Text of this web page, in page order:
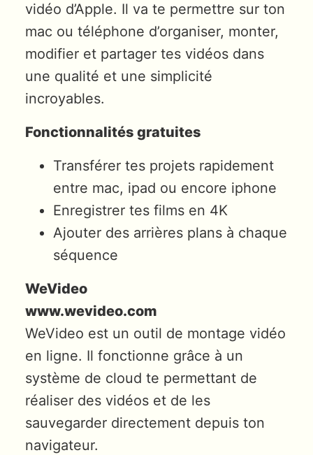
vidéo d’Apple. Il va te permettre sur ton
mac ou téléphone d’organiser, monter,
modifier et partager tes vidéos dans
une qualité et une simplicité
incroyables.
Fonctionnalités gratuites
Transférer tes projets rapidement
entre mac, ipad ou encore iphone
Enregistrer tes films en 4K
Ajouter des arrières plans à chaque
séquence
WeVideo
www.wevideo.com
WeVideo est un outil de montage vidéo
en ligne. Il fonctionne grâce à un
système de cloud te permettant de
réaliser des vidéos et de les
sauvegarder directement depuis ton
navigateur.